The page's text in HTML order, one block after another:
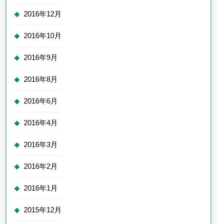
2016年12月
2016年10月
2016年9月
2016年8月
2016年6月
2016年4月
2016年3月
2016年2月
2016年1月
2015年12月